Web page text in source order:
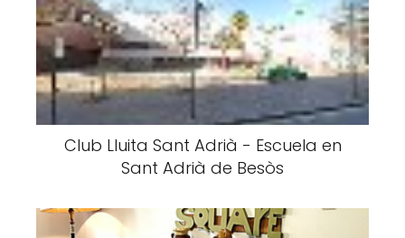
Club Lluita Sant Adrià - Escuela en
Sant Adrià de Besòs